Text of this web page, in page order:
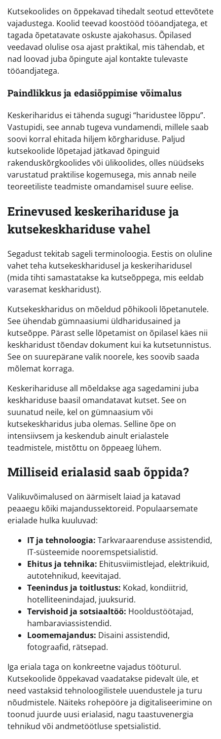
Kutsekoolides on õppekavad tihedalt seotud ettevõtete
vajadustega. Koolid teevad koostööd tööandjatega, et
tagada õpetatavate oskuste ajakohasus. Õpilased
veedavad olulise osa ajast praktikal, mis tähendab, et
nad loovad juba õpingute ajal kontakte tulevaste
tööandjatega.
Paindlikkus ja edasiõppimise võimalus
Keskeriharidus ei tähenda sugugi “haridustee lõppu”.
Vastupidi, see annab tugeva vundamendi, millele saab
soovi korral ehitada hiljem kõrghariduse. Paljud
kutsekoolide lõpetajad jätkavad õpinguid
rakenduskõrgkoolides või ülikoolides, olles nüüdseks
varustatud praktilise kogemusega, mis annab neile
teoreetiliste teadmiste omandamisel suure eelise.
Erinevused keskerihariduse ja
kutsekeskhariduse vahel
Segadust tekitab sageli terminoloogia. Eestis on oluline
vahet teha kutsekeskharidusel ja keskeriharidusel
(mida tihti samastatakse ka kutseõppega, mis eeldab
varasemat keskharidust).
Kutsekeskharidus on mõeldud põhikooli lõpetanutele.
See ühendab gümnaasiumi üldharidusained ja
kutseõppe. Pärast selle lõpetamist on õpilasel käes nii
keskharidust tõendav dokument kui ka kutsetunnistus.
See on suurepärane valik noorele, kes soovib saada
mõlemat korraga.
Keskerihariduse all mõeldakse aga sagedamini juba
keskhariduse baasil omandatavat kutset. See on
suunatud neile, kel on gümnaasium või
kutsekeskharidus juba olemas. Selline õpe on
intensiivsem ja keskendub ainult erialastele
teadmistele, mistõttu on õppeaeg lühem.
Milliseid erialasid saab õppida?
Valikuvõimalused on äärmiselt laiad ja katavad
peaaegu kõiki majandussektoreid. Populaarsemate
erialade hulka kuuluvad:
IT ja tehnoloogia: Tarkvaraarenduse assistendid,
IT-süsteemide nooremspetsialistid.
Ehitus ja tehnika: Ehitusviimistlejad, elektrikuid,
autotehnikud, keevitajad.
Teenindus ja toitlustus: Kokad, kondiitrid,
hotelliteenindajad, juuksurid.
Tervishoid ja sotsiaaltöö: Hooldustöötajad,
hambaraviassistendid.
Loomemajandus: Disaini assistendid,
fotograafid, rätsepad.
Iga eriala taga on konkreetne vajadus tööturul.
Kutsekoolide õppekavad vaadatakse pidevalt üle, et
need vastaksid tehnoloogilistele uuendustele ja turu
nõudmistele. Näiteks rohepööre ja digitaliseerimine on
toonud juurde uusi erialasid, nagu taastuvenergia
tehnikud või andmetöötluse spetsialistid.